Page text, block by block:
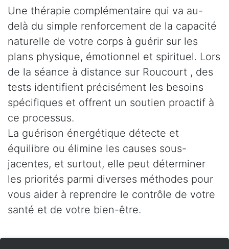
Une thérapie complémentaire qui va au-
delà du simple renforcement de la capacité
naturelle de votre corps à guérir sur les
plans physique, émotionnel et spirituel. Lors
de la séance à distance sur Roucourt , des
tests identifient précisément les besoins
spécifiques et offrent un soutien proactif à
ce processus.
La guérison énergétique détecte et
équilibre ou élimine les causes sous-
jacentes, et surtout, elle peut déterminer
les priorités parmi diverses méthodes pour
vous aider à reprendre le contrôle de votre
santé et de votre bien-être.